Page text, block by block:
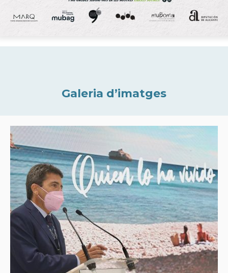
Galeria d’imatges